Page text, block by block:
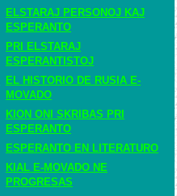
ELSTARAJ PERSONOJ KAJ
ESPERANTO
PRI ELSTARAJ
ESPERANTISTOJ
EL HISTORIO DE RUSIA E-
MOVADO
KION ONI SKRIBAS PRI
ESPERANTO
ESPERANTO EN LITERATURO
KIAL E-MOVADO NE
PROGRESAS